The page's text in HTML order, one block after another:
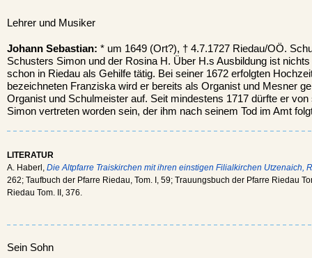
Lehrer und Musiker
Johann Sebastian: * um 1649 (Ort?), † 4.7.1727 Riedau/OÖ.
Schusters Simon und der Rosina H. Über H.s Ausbildung ist
schon in Riedau als Gehilfe tätig. Bei seiner 1672 erfolgten
bezeichneten Franziska wird er bereits als Organist und Mesner
Organist und Schulmeister auf. Seit mindestens 1717 dürfte er
Simon vertreten worden sein, der ihm nach seinem Tod im Amt
LITERATUR
A. Haberl, Die Altpfarre Traiskirchen mit ihren einstigen Filialkirchen Utzenaich,
262; Taufbuch der Pfarre Riedau, Tom. I, 59; Trauungsbuch der Pfarre Riedau
Riedau Tom. II, 376.
Sein Sohn